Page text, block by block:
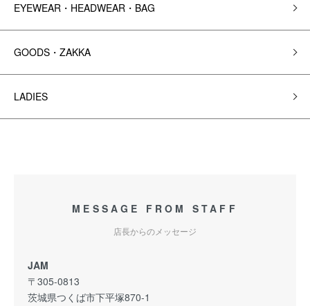
EYEWEAR・HEADWEAR・BAG
GOODS・ZAKKA
LADIES
MESSAGE FROM STAFF
店長からのメッセージ
JAM
〒305-0813
茨城県つくば市下平塚870-1